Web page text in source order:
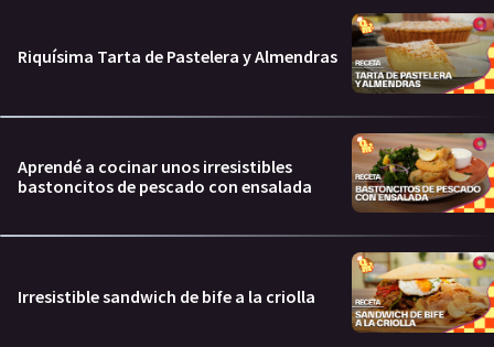
Riquísima Tarta de Pastelera y Almendras
Aprendé a cocinar unos irresistibles
bastoncitos de pescado con ensalada
Irresistible sandwich de bife a la criolla